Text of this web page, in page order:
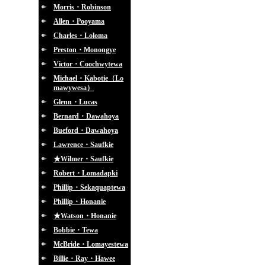
Morris・Robinson
Allen・Pooyama
Charles・Loloma
Preston・Monongye
Victor・Coochwytewa
Michael・Kabotie（Lo
mawywesa）
Glenn・Lucas
Bernard・Dawahoya
Bueford・Dawahoya
Lawrence・Saufkie
★Wilmer・Saufkie
Robert・Lomadapki
Phillip・Sekaquaptewa
Phillip・Honanie
★Watson・Honanie
Bobbie・Tewa
McBride・Lomayestewa
Billie・Ray・Hawee